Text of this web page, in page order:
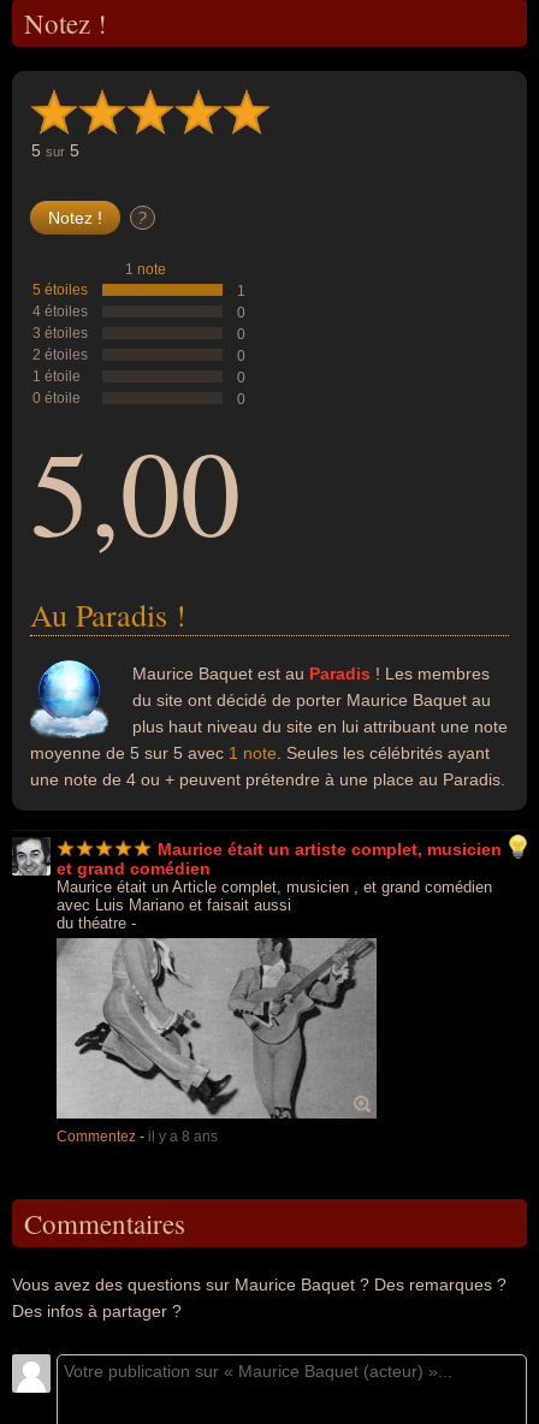
Notez !
5 sur 5
?
1 note
5 étoiles
1
4 étoiles
0
3 étoiles
0
2 étoiles
0
1 étoile
0
0 étoile
0
5,00
Au Paradis !
Maurice Baquet est au Paradis ! Les membres
du site ont décidé de porter Maurice Baquet au
plus haut niveau du site en lui attribuant une note
moyenne de 5 sur 5 avec 1 note . Seules les célébrités ayant
une note de 4 ou + peuvent prétendre à une place au Paradis.
Maurice était un artiste complet, musicien
et grand comédien
Maurice était un Article complet, musicien , et grand comédien
avec Luis Mariano et faisait aussi
du théatre -
Commentez - il y a 8 ans
Commentaires
Vous avez des questions sur Maurice Baquet ? Des remarques ?
Des infos à partager ?